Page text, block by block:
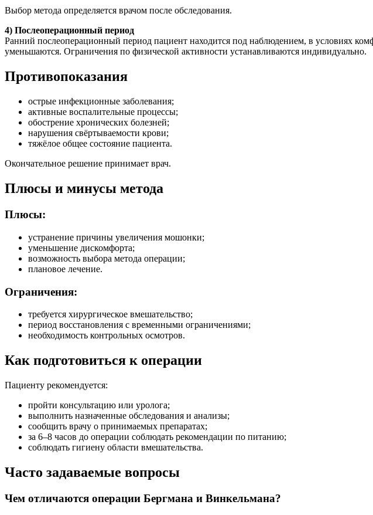
Выбор метода определяется врачом после обследования.
4) Послеоперационный период
Ранний послеоперационный период пациент находится под наблюдением, в условиях
уменьшаются. Ограничения по физической активности устанавливаются индивидуально.
Противопоказания
острые инфекционные заболевания;
активные воспалительные процессы;
обострение хронических болезней;
нарушения свёртываемости крови;
тяжёлое общее состояние пациента.
Окончательное решение принимает врач.
Плюсы и минусы метода
Плюсы:
устранение причины увеличения мошонки;
уменьшение дискомфорта;
возможность выбора метода операции;
плановое лечение.
Ограничения:
требуется хирургическое вмешательство;
период восстановления с временными ограничениями;
необходимость контрольных осмотров.
Как подготовиться к операции
Пациенту рекомендуется:
пройти консультацию или уролога;
выполнить назначенные обследования и анализы;
сообщить врачу о принимаемых препаратах;
за 6–8 часов до операции соблюдать рекомендации по питанию;
соблюдать гигиену области вмешательства.
Часто задаваемые вопросы
Чем отличаются операции Бергмана и Винкельмана?